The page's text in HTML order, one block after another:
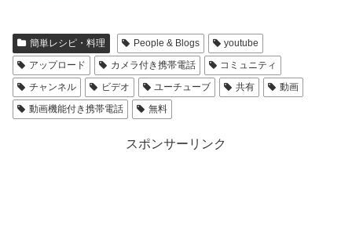
簡単レシピ・料理 People & Blogs
youtube
アップロード
カメラ付き携帯電話
コミュニティ
チャンネル
ビデオ ユーチューブ 共有
動画
動画機能付き携帯電話
無料
スポンサーリンク